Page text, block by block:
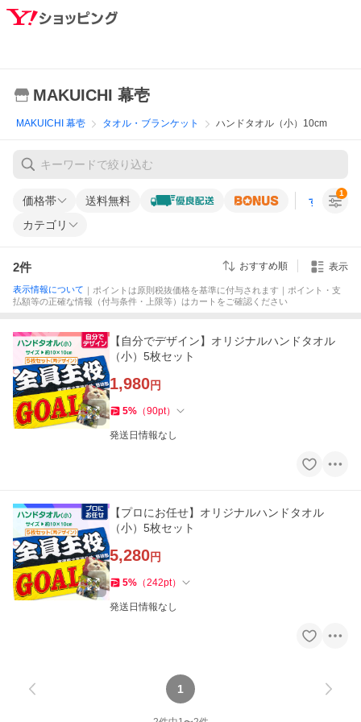
MAKUICHI 幕壱
MAKUICHI 幕壱 タオル・ブランケット ハンドタオル（小）10cm
価格帯 送料無料 すべての条
カテゴリ
1
2件 おすすめ順 表示
表示情報について ｜ポイントは原則税抜価格を基準に付与されます｜ポイント・支
払額等の正確な情報（付与条件・上限等）はカートをご確認ください
【自分でデザイン】オリジナルハンドタオル
（小）5枚セット
1,980円
5% （90pt）
発送日情報なし
【プロにお任せ】オリジナルハンドタオル
（小）5枚セット
5,280円
5% （242pt）
発送日情報なし
1